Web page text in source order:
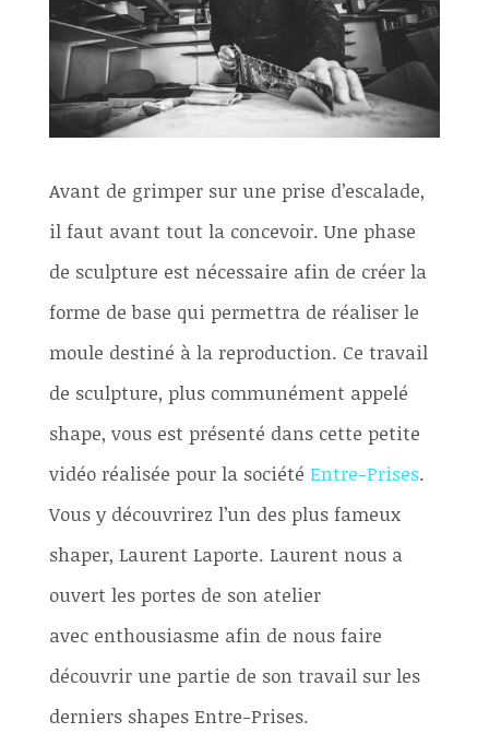
Avant de grimper sur une prise d’escalade,
il faut avant tout la concevoir. Une phase
de sculpture est nécessaire afin de créer la
forme de base qui permettra de réaliser le
moule destiné à la reproduction. Ce travail
de sculpture, plus communément appelé
shape, vous est présenté dans cette petite
vidéo réalisée pour la société Entre-Prises.
Vous y découvrirez l’un des plus fameux
shaper, Laurent Laporte. Laurent nous a
ouvert les portes de son atelier
avec enthousiasme afin de nous faire
découvrir une partie de son travail sur les
derniers shapes Entre-Prises.